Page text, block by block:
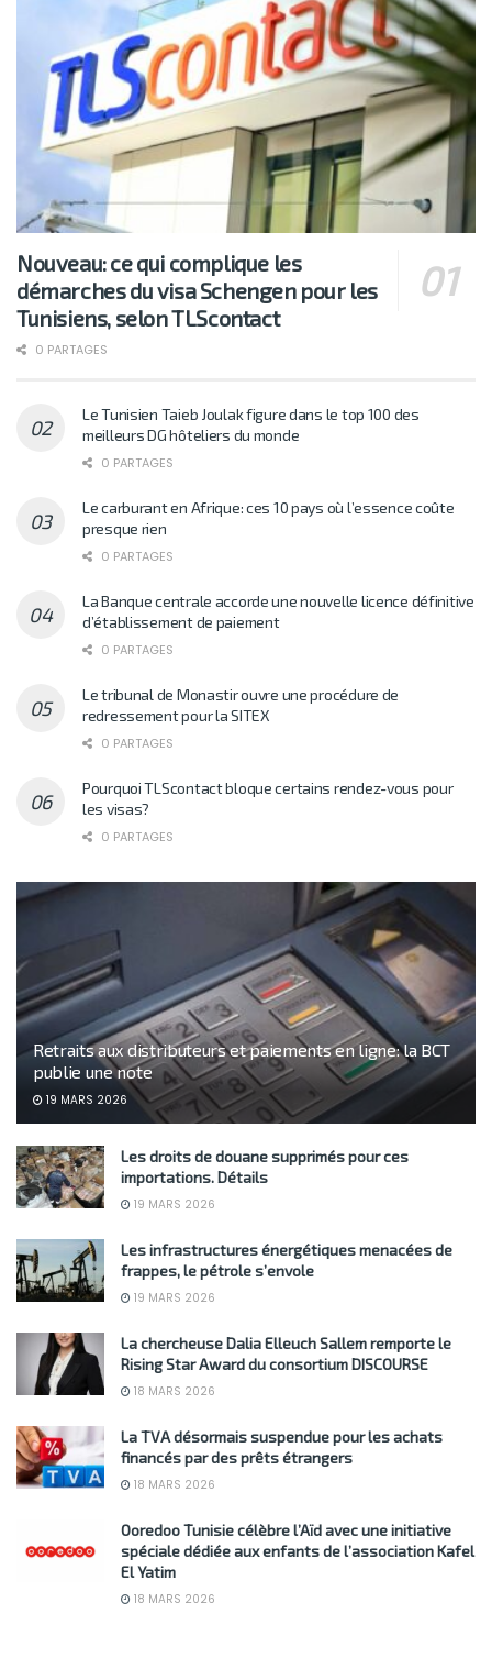
Nouveau: ce qui complique les
démarches du visa Schengen pour les
Tunisiens, selon TLScontact
0 PARTAGES
Le Tunisien Taieb Joulak figure dans le top 100 des
meilleurs DG hôteliers du monde
0 PARTAGES
Le carburant en Afrique: ces 10 pays où l’essence coûte
presque rien
0 PARTAGES
La Banque centrale accorde une nouvelle licence définitive
d’établissement de paiement
0 PARTAGES
Le tribunal de Monastir ouvre une procédure de
redressement pour la SITEX
0 PARTAGES
Pourquoi TLScontact bloque certains rendez-vous pour
les visas?
0 PARTAGES
Retraits aux distributeurs et paiements en ligne: la BCT
publie une note
19 MARS 2026
Les droits de douane supprimés pour ces
importations. Détails
19 MARS 2026
Les infrastructures énergétiques menacées de
frappes, le pétrole s’envole
19 MARS 2026
La chercheuse Dalia Elleuch Sallem remporte le
Rising Star Award du consortium DISCOURSE
18 MARS 2026
La TVA désormais suspendue pour les achats
financés par des prêts étrangers
18 MARS 2026
Ooredoo Tunisie célèbre l’Aïd avec une initiative
spéciale dédiée aux enfants de l’association Kafel
El Yatim
18 MARS 2026